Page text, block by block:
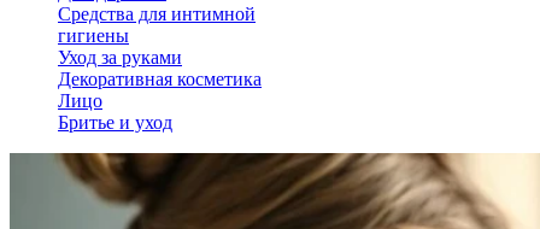
Средства для интимной
гигиены
Уход за руками
Декоративная косметика
Лицо
Бритье и уход